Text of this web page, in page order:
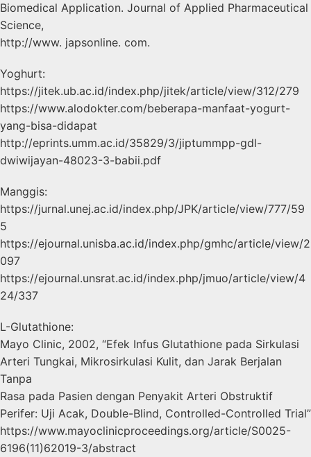
Biomedical Application. Journal of Applied Pharmaceutical
Science,
http://www. japsonline. com.
Yoghurt:
https://jitek.ub.ac.id/index.php/jitek/article/view/312/279
https://www.alodokter.com/beberapa-manfaat-yogurt-
yang-bisa-didapat
http://eprints.umm.ac.id/35829/3/jiptummpp-gdl-
dwiwijayan-48023-3-babii.pdf
Manggis:
https://jurnal.unej.ac.id/index.php/JPK/article/view/777/59
5
https://ejournal.unisba.ac.id/index.php/gmhc/article/view/2
097
https://ejournal.unsrat.ac.id/index.php/jmuo/article/view/4
24/337
L-Glutathione:
Mayo Clinic, 2002, “Efek Infus Glutathione pada Sirkulasi
Arteri Tungkai, Mikrosirkulasi Kulit, dan Jarak Berjalan
Tanpa
Rasa pada Pasien dengan Penyakit Arteri Obstruktif
Perifer: Uji Acak, Double-Blind, Controlled-Controlled Trial”
https://www.mayoclinicproceedings.org/article/S0025-
6196(11)62019-3/abstract